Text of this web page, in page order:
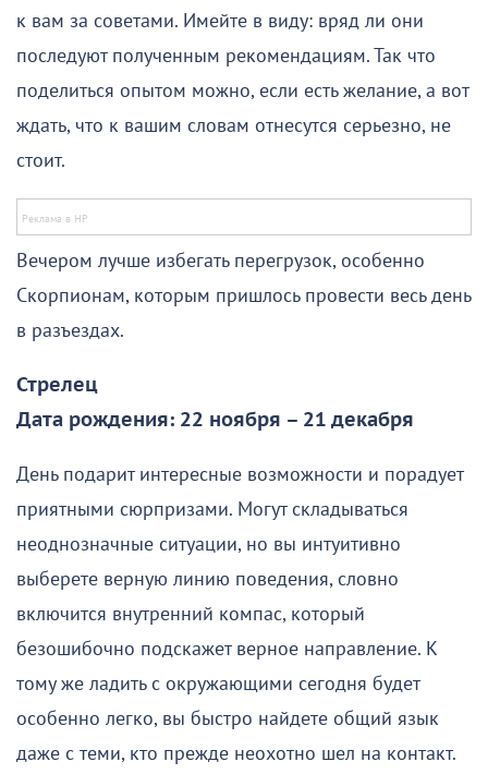
к вам за советами. Имейте в виду: вряд ли они
последуют полученным рекомендациям. Так что
поделиться опытом можно, если есть желание, а вот
ждать, что к вашим словам отнесутся серьезно, не
стоит.
Вечером лучше избегать перегрузок, особенно
Скорпионам, которым пришлось провести весь день
в разъездах.
Стрелец
Дата рождения: 22 ноября – 21 декабря
День подарит интересные возможности и порадует
приятными сюрпризами. Могут складываться
неоднозначные ситуации, но вы интуитивно
выберете верную линию поведения, словно
включится внутренний компас, который
безошибочно подскажет верное направление. К
тому же ладить с окружающими сегодня будет
особенно легко, вы быстро найдете общий язык
даже с теми, кто прежде неохотно шел на контакт.